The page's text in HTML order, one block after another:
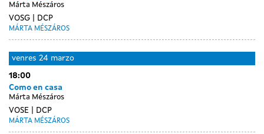
Márta Mészáros
VOSG DCP
MÁRTA MÉSZÁROS
venres 24 marzo
18:00
Como en casa
Márta Mészáros
VOSE DCP
MÁRTA MÉSZÁROS